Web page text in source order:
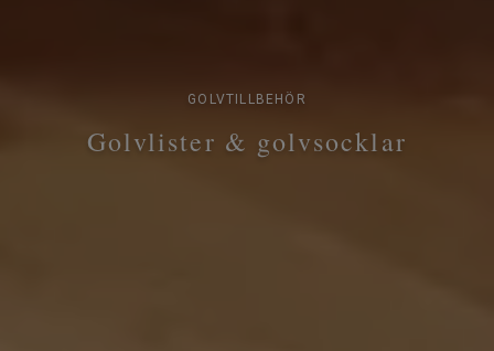
GOLVTILLBEHÖR
Golvlister & golvsocklar